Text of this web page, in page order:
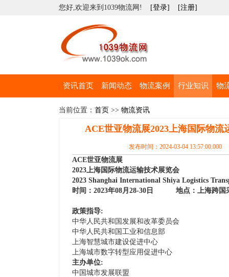
您好,欢迎来到1039物流网! [登录] [注册]
资讯首页 新闻动态 物流案例 行业知识 物
当前位置： 首页 >> 物流资讯
ACE世亚物流展2023上海国际物流
发布时间：2024-03-04
ACE世亚物流展
2023上海国际物流运输技术展览会
2023 Shanghai International Shiya Logistics
时间：2023年08月28-30日 地点：上海跨国
政策指导:
中华人民共和国发展和改革委员会
中华人民共和国工业和信息部
上海智慧城市建设促进中心
上海城市数字转型应用促进中心
主办单位:
中国城市发展联盟